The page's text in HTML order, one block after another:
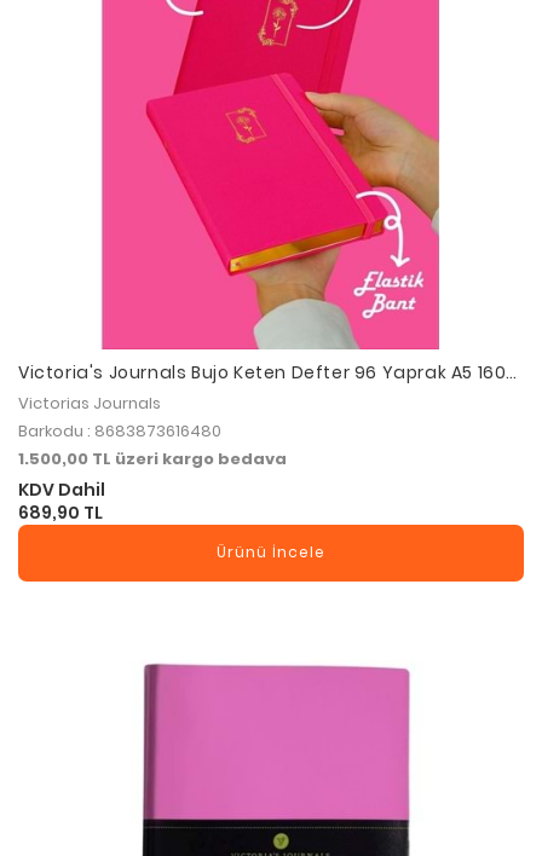
Victoria's Journals Bujo Keten Defter 96 Yaprak A5 160
Gr. Noktalı
Victorias Journals
Barkodu : 8683873616480
1.500,00 TL üzeri kargo bedava
KDV Dahil
689,90 TL
Ürünü İncele